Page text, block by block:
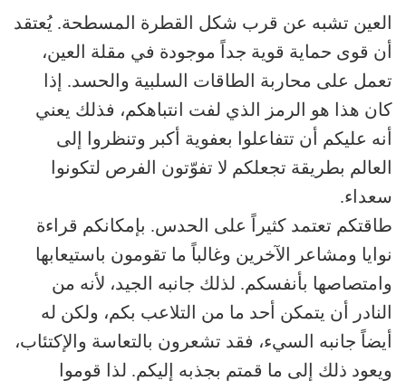
العين تشبه عن قرب شكل القطرة المسطحة. يُعتقد
أن قوى حماية قوية جداً موجودة في مقلة العين،
تعمل على محاربة الطاقات السلبية والحسد. إذا
كان هذا هو الرمز الذي لفت انتباهكم، فذلك يعني
أنه عليكم أن تتفاعلوا بعفوية أكبر وتنظروا إلى
العالم بطريقة تجعلكم لا تفوّتون الفرص لتكونوا
سعداء.
طاقتكم تعتمد كثيراً على الحدس. بإمكانكم قراءة
نوايا ومشاعر الآخرين وغالباً ما تقومون باستيعابها
وامتصاصها بأنفسكم. لذلك جانبه الجيد، لأنه من
النادر أن يتمكن أحد ما من التلاعب بكم، ولكن له
أيضاً جانبه السيء، فقد تشعرون بالتعاسة والإكتئاب،
ويعود ذلك إلى ما قمتم بجذبه إليكم. لذا قوموا